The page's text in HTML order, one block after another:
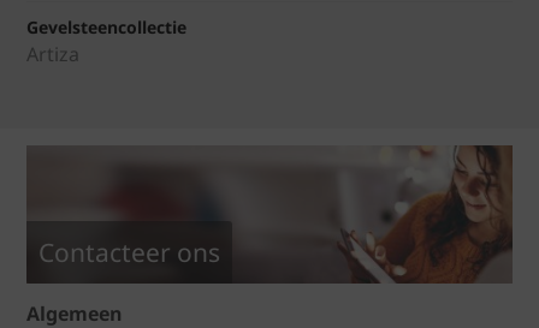
Gevelsteencollectie
Artiza
Contacteer ons
Algemeen